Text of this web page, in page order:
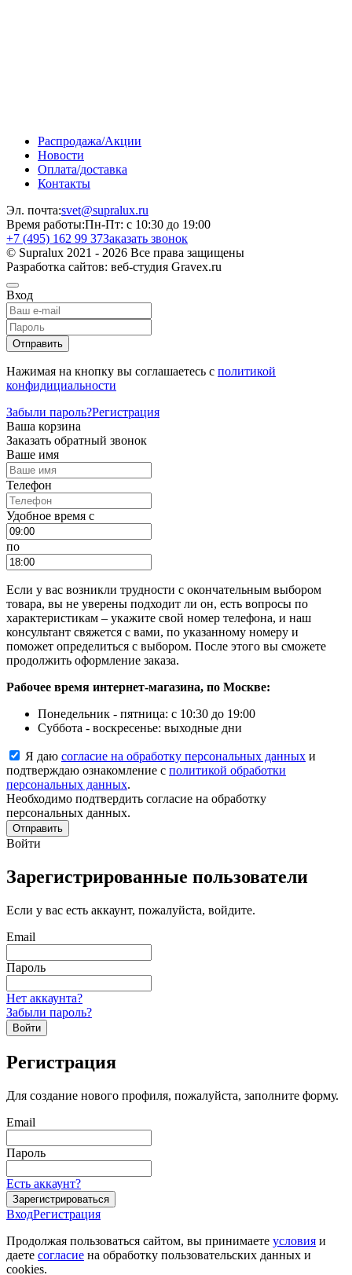
Распродажа/Акции
Новости
Оплата/доставка
Контакты
Эл. почта:svet@supralux.ru
Время работы:Пн-Пт: с 10:30 до 19:00
+7 (495) 162 99 37Заказать звонок
© Supralux 2021 - 2026 Все права защищены
Разработка сайтов: веб-студия Gravex.ru
Вход
Отправить
Нажимая на кнопку вы соглашаетесь с политикой
конфидициальности
Забыли пароль?Регистрация
Ваша корзина
Заказать обратный звонок
Ваше имя
Телефон
Удобное время c
по
Если у вас возникли трудности с окончательным выбором
товара, вы не уверены подходит ли он, есть вопросы по
характеристикам – укажите свой номер телефона, и наш
консультант свяжется с вами, по указанному номеру и
поможет определиться с выбором. После этого вы сможете
продолжить оформление заказа.
Рабочее время интернет-магазина, по Москве:
Понедельник - пятница: с 10:30 до 19:00
Суббота - воскресенье: выходные дни
Я даю согласие на обработку персональных данных и
подтверждаю ознакомление с политикой обработки
персональных данных.
Необходимо подтвердить согласие на обработку
персональных данных.
Отправить
Войти
Зарегистрированные пользователи
Если у вас есть аккаунт, пожалуйста, войдите.
Email
Пароль
Нет аккаунта?
Забыли пароль?
Войти
Регистрация
Для создание нового профиля, пожалуйста, заполните форму.
Email
Пароль
Есть аккаунт?
Зарегистрироваться
ВходРегистрация
Продолжая пользоваться сайтом, вы принимаете условия и
даете согласие на обработку пользовательских данных и
cookies.